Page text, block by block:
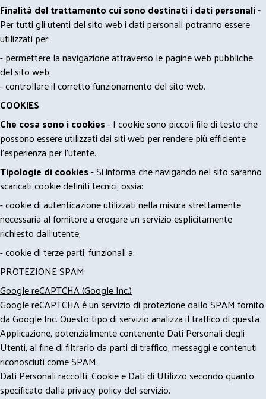
Finalità del trattamento cui sono destinati i dati personali -
Per tutti gli utenti del sito web i dati personali potranno essere
utilizzati per:
- permettere la navigazione attraverso le pagine web pubbliche
del sito web;
- controllare il corretto funzionamento del sito web.
COOKIES
Che cosa sono i cookies- I cookie sono piccoli file di testo che
possono essere utilizzati dai siti web per rendere più efficiente
l'esperienza per l'utente.
Tipologie di cookies- Si informa che navigando nel sito saranno
scaricati cookie definiti tecnici, ossia:
- cookie di autenticazione utilizzati nella misura strettamente
necessaria al fornitore a erogare un servizio esplicitamente
richiesto dall'utente;
- cookie di terze parti, funzionali a:
PROTEZIONE SPAM
Google reCAPTCHA (Google Inc.)
Google reCAPTCHA è un servizio di protezione dallo SPAM fornito
da Google Inc. Questo tipo di servizio analizza il traffico di questa
Applicazione, potenzialmente contenente Dati Personali degli
Utenti, al fine di filtrarlo da parti di traffico, messaggi e contenuti
riconosciuti come SPAM.
Dati Personali raccolti: Cookie e Dati di Utilizzo secondo quanto
specificato dalla privacy policy del servizio.